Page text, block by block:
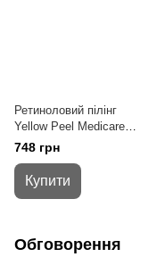
Ретиноловий пілінг
Yellow Peel Medicare
Professional
748 грн
Купити
Обговорення